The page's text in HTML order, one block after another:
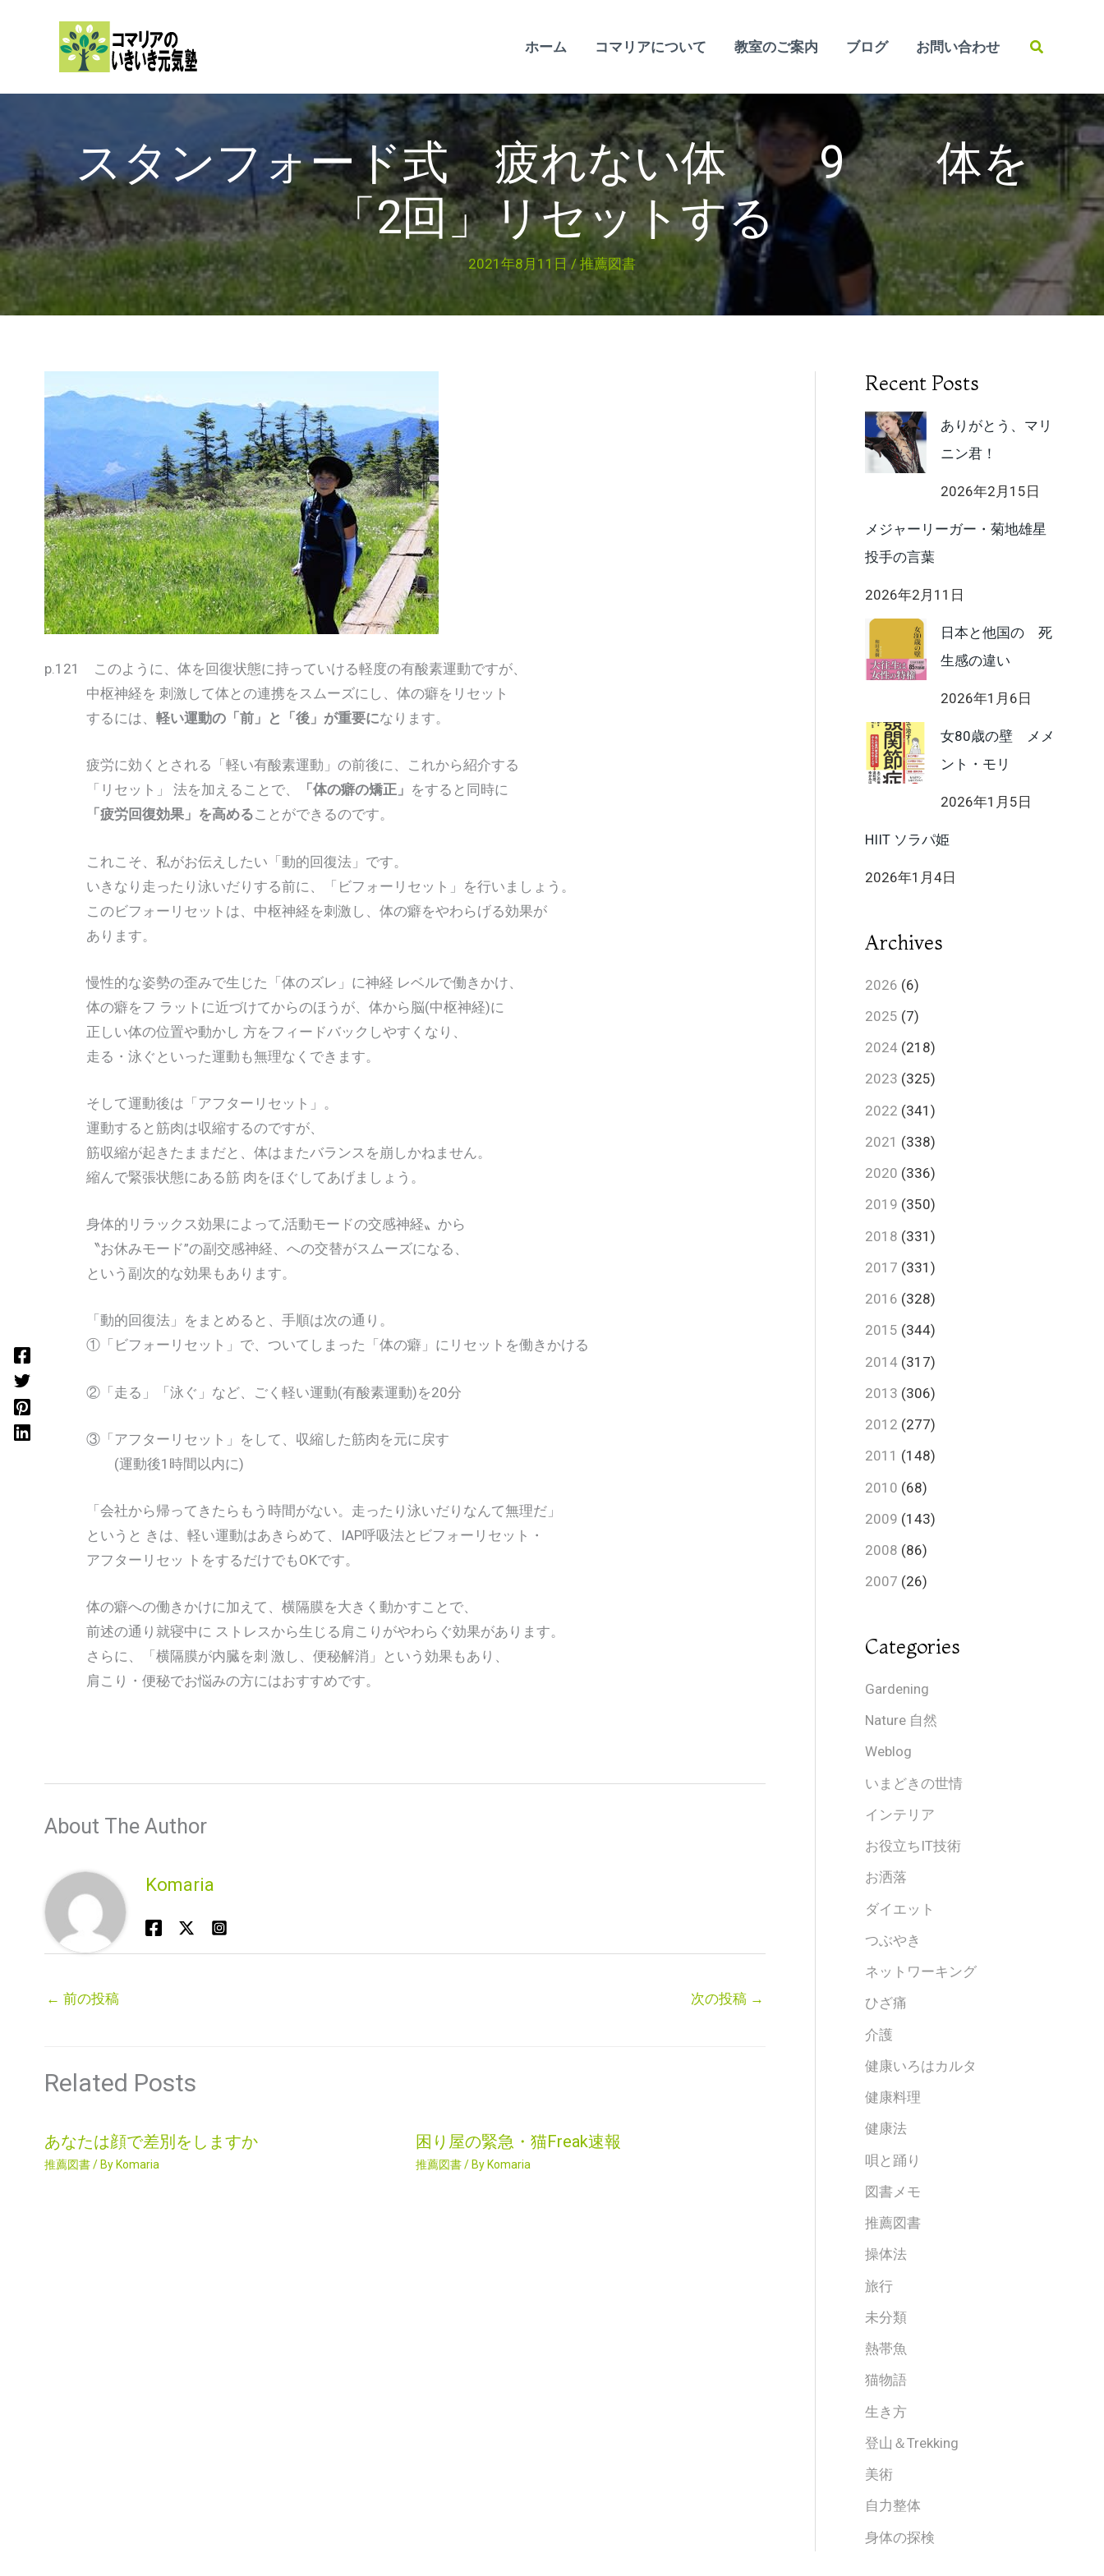
ホーム コマリアについて 教室のご案内 ブログ お問い合わせ
検
スタンフォード式 疲れない体 9 体を
「2回」リセットする
2021年8月11日 / 推薦図書
p.121 このように、体を回復状態に持っていける軽度の有酸素運動ですが、
中枢神経を 刺激して体との連携をスムーズにし、体の癖をリセット
するには、 軽い運動の「前」と「後」が重要になります。
疲労に効くとされる「軽い有酸素運動」の前後に、これから紹介する
「リセット」 法を加えることで、
「体の癖の矯正」 をすると同時に
「疲労回復効果」を高めることができるのです。
これこそ、私がお伝えしたい「動的回復法」です。
いきなり走ったり泳いだりする前に、「ビフォーリセット」を行いましょう。
このビフォーリセットは、中枢神経を刺激し、体の癖をやわらげる効果が
あります。
慢性的な姿勢の歪みで生じた「体のズレ」に神経 レベルで働きかけ、
体の癖をフ ラットに近づけてからのほうが、体から脳(中枢神経)に
正しい体の位置や動かし 方をフィードバックしやすくなり、
走る・泳ぐといった運動も無理なくできます。
そして運動後は「アフターリセット」。
運動すると筋肉は収縮するのですが、
筋収縮が起きたままだと、体はまたバランスを崩しかねません。
縮んで緊張状態にある筋 肉をほぐしてあげましょう。
身体的リラックス効果によって,活動モードの交感神経〟から
〝お休みモード”の副交感神経、への交替がスムーズになる、
という副次的な効果もあります。
「動的回復法」をまとめると、手順は次の通り。
①「ビフォーリセット」で、ついてしまった「体の癖」にリセットを働きかける
②「走る」「泳ぐ」など、ごく軽い運動(有酸素運動)を20分
③「アフターリセット」をして、収縮した筋肉を元に戻す
(運動後1時間以内に)
「会社から帰ってきたらもう時間がない。走ったり泳いだりなんて無理だ」
というと きは、軽い運動はあきらめて、IAP呼吸法とビフォーリセット・
アフターリセッ トをするだけでもOKです。
体の癖への働きかけに加えて、横隔膜を大きく動かすことで、
前述の通り就寝中に ストレスから生じる肩こりがやわらぐ効果があります。
さらに、「横隔膜が内臓を刺 激し、便秘解消」という効果もあり、
肩こり・便秘でお悩みの方にはおすすめです。
About The Author
Komaria
← 前の投稿 次の投稿 →
Related Posts
あなたは顔で差別をしますか
推薦図書/ ByKomaria
困り屋の緊急・猫Freak速報
推薦図書/ ByKomaria
Recent Posts
ありがとう、マリ
ニン君！
2026年2月15日
メジャーリーガー・菊地雄星
投手の言葉
2026年2月11日
日本と他国の 死
生感の違い
2026年1月6日
女80歳の壁 メメ
ント・モリ
2026年1月5日
HIIT ソラパ姫
2026年1月4日
Archives
2026 (6)
2025 (7)
2024 (218)
2023 (325)
2022 (341)
2021 (338)
2020 (336)
2019 (350)
2018 (331)
2017 (331)
2016 (328)
2015 (344)
2014 (317)
2013 (306)
2012 (277)
2011 (148)
2010 (68)
2009 (143)
2008 (86)
2007 (26)
Categories
Gardening
Nature 自然
Weblog
いまどきの世情
インテリア
お役立ちIT技術
お洒落
ダイエット
つぶやき
ネットワーキング
ひざ痛
介護
健康いろはカルタ
健康料理
健康法
唄と踊り
図書メモ
推薦図書
操体法
旅行
未分類
熱帯魚
猫物語
生き方
登山＆Trekking
美術
自力整体
身体の探検